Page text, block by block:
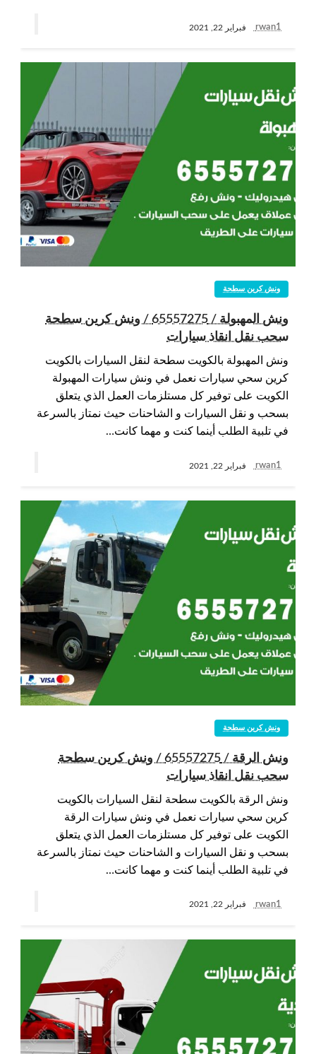
rwan1 فبراير 22, 2021
ونش كرين سطحة
ونش المهبولة / 65557275 / ونش كرين سطحة
سحب نقل انقاذ سيارات
ونش المهبولة بالكويت سطحة لنقل السيارات بالكويت
كرين سحي سيارات نعمل في ونش سيارات المهبولة
الكويت على توفير كل مستلزمات العمل الذي يتعلق
بسحب و نقل السيارات و الشاحنات حيث نمتاز بالسرعة
في تلبية الطلب أينما كنت و مهما كانت…
rwan1 فبراير 22, 2021
ونش كرين سطحة
ونش الرقة / 65557275 / ونش كرين سطحة
سحب نقل انقاذ سيارات
ونش الرقة بالكويت سطحة لنقل السيارات بالكويت
كرين سحي سيارات نعمل في ونش سيارات الرقة
الكويت على توفير كل مستلزمات العمل الذي يتعلق
بسحب و نقل السيارات و الشاحنات حيث نمتاز بالسرعة
في تلبية الطلب أينما كنت و مهما كانت…
rwan1 فبراير 22, 2021